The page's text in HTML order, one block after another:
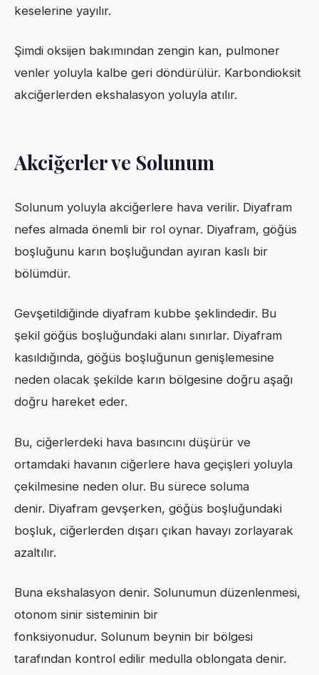
keselerine yayılır.
Şimdi oksijen bakımından zengin kan, pulmoner
venler yoluyla kalbe geri döndürülür. Karbondioksit
akciğerlerden ekshalasyon yoluyla atılır.
Akciğerler ve Solunum
Solunum yoluyla akciğerlere hava verilir. Diyafram
nefes almada önemli bir rol oynar. Diyafram, göğüs
boşluğunu karın boşluğundan ayıran kaslı bir
bölümdür.
Gevşetildiğinde diyafram kubbe şeklindedir. Bu
şekil göğüs boşluğundaki alanı sınırlar. Diyafram
kasıldığında, göğüs boşluğunun genişlemesine
neden olacak şekilde karın bölgesine doğru aşağı
doğru hareket eder.
Bu, ciğerlerdeki hava basıncını düşürür ve
ortamdaki havanın ciğerlere hava geçişleri yoluyla
çekilmesine neden olur. Bu sürece soluma
denir. Diyafram gevşerken, göğüs boşluğundaki
boşluk, ciğerlerden dışarı çıkan havayı zorlayarak
azaltılır.
Buna ekshalasyon denir. Solunumun düzenlenmesi,
otonom sinir sisteminin bir
fonksiyonudur. Solunum beynin bir bölgesi
tarafından kontrol edilir medulla oblongata denir.